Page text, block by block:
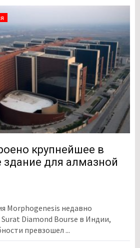
крупнейшее в
для алмазной
Morphogenesis недавно
Diamond Bourse в Индии,
превзошел ...